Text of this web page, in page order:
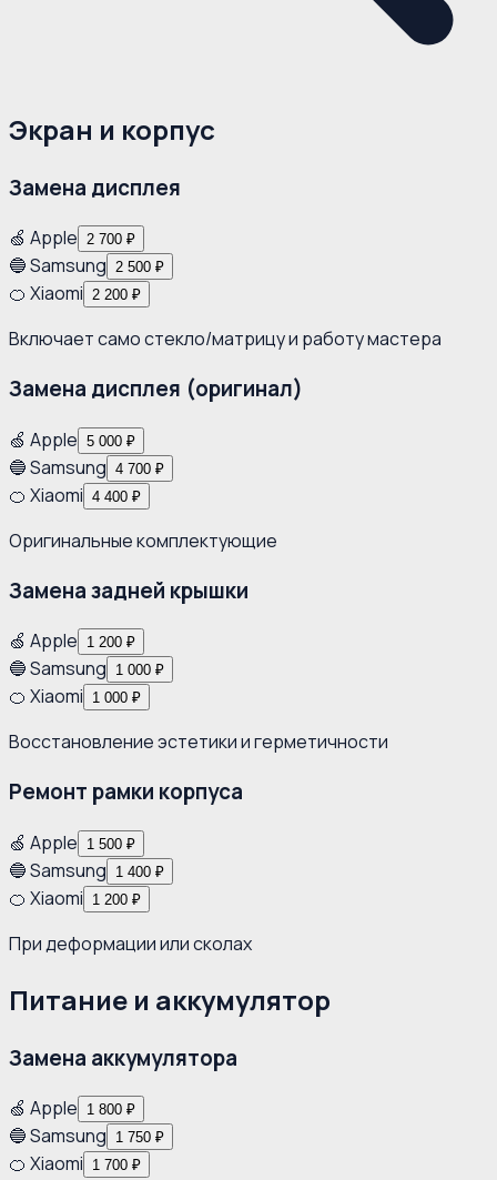
Экран и корпус
Замена дисплея
🍏 Apple 2 700 ₽
🔵 Samsung 2 500 ₽
🍊 Xiaomi 2 200 ₽
Включает само стекло/матрицу и работу мастера
Замена дисплея (оригинал)
🍏 Apple 5 000 ₽
🔵 Samsung 4 700 ₽
🍊 Xiaomi 4 400 ₽
Оригинальные комплектующие
Замена задней крышки
🍏 Apple 1 200 ₽
🔵 Samsung 1 000 ₽
🍊 Xiaomi 1 000 ₽
Восстановление эстетики и герметичности
Ремонт рамки корпуса
🍏 Apple 1 500 ₽
🔵 Samsung 1 400 ₽
🍊 Xiaomi 1 200 ₽
При деформации или сколах
Питание и аккумулятор
Замена аккумулятора
🍏 Apple 1 800 ₽
🔵 Samsung 1 750 ₽
🍊 Xiaomi 1 700 ₽